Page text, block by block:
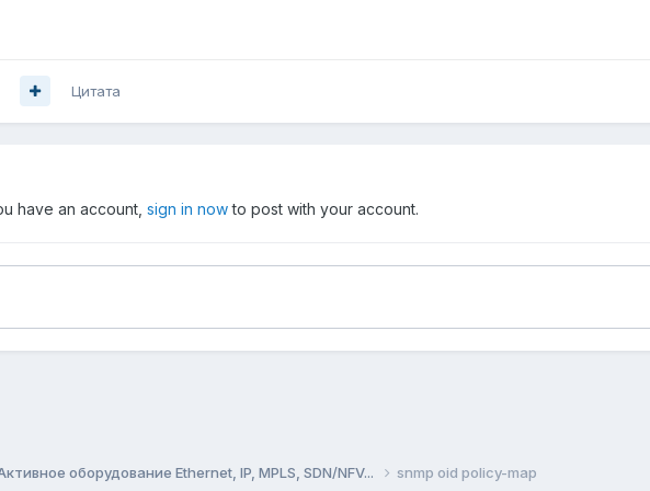
Цитата
have an account, sign in nowto post with your account.
оборудование Ethernet, IP, MPLS, SDN/NFV... snmp oid policy-map